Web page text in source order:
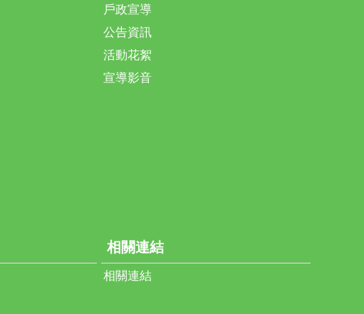
戶政宣導
公告資訊
活動花絮
宣導影音
相關連結
相關連結